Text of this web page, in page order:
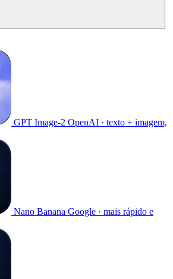
GPT Image-2 OpenAI · texto + imagem,
Nano Banana Google · mais rápido e